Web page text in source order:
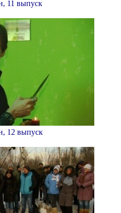
11 выпуск
12 выпуск